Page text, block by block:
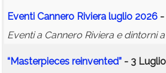
Eventi Cannero Riviera luglio 2026 -
Eventi a Cannero Riviera e dintorni
“Masterpieces reinvented” - 3